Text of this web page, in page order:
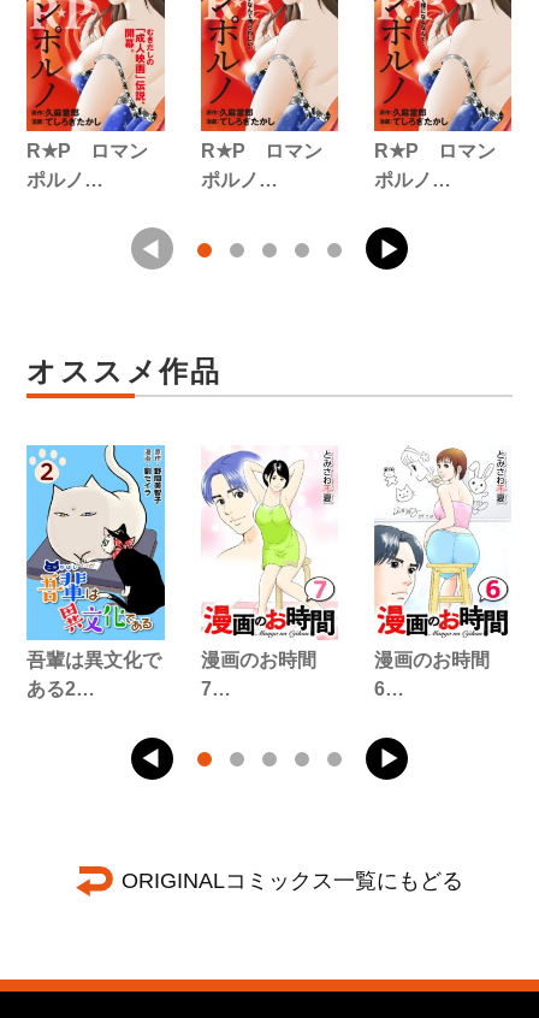
R★P ロマン
ポルノ…
R★P ロマン
ポルノ…
R★P ロマン
ポルノ…
オススメ作品
吾輩は異文化で
ある2…
漫画のお時間
7…
漫画のお時間
6…
ORIGINALコミックス一覧にもどる